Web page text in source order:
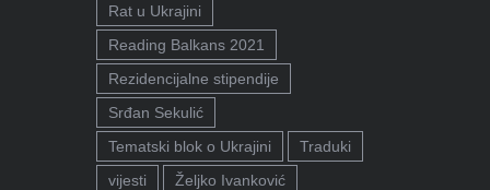
Rat u Ukrajini
Reading Balkans 2021
Rezidencijalne stipendije
Srđan Sekulić
Tematski blok o Ukrajini
Traduki
vijesti
Željko Ivanković